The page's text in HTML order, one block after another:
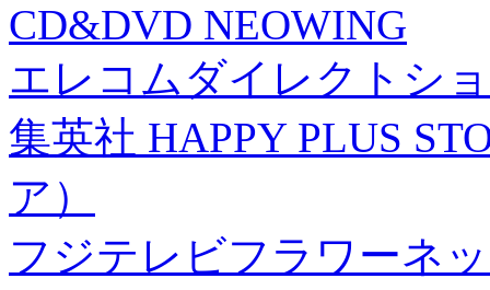
CD&DVD NEOWING
エレコムダイレクトシ
集英社 HAPPY PLUS
ア）
フジテレビフラワーネ